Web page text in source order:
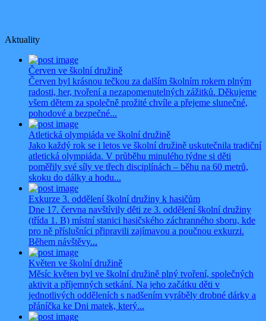
Aktuality
Červen ve školní družině
Červen byl krásnou tečkou za dalším školním rokem plným
radosti, her, tvoření a nezapomenutelných zážitků. Děkujeme
všem dětem za společně prožité chvíle a přejeme slunečné,
pohodové a bezpečné...
Atletická olympiáda ve školní družině
Jako každý rok se i letos ve školní družině uskutečnila tradiční
atletická olympiáda. V průběhu minulého týdne si děti
poměřily své síly ve třech disciplínách – běhu na 60 metrů,
skoku do dálky a hodu...
Exkurze 3. oddělení školní družiny k hasičům
Dne 17. června navštívily děti ze 3. oddělení školní družiny
(třída 1. B) místní stanici hasičského záchranného sboru, kde
pro ně příslušníci připravili zajímavou a poučnou exkurzi.
Během návštěvy...
Květen ve školní družině
Měsíc květen byl ve školní družině plný tvoření, společných
aktivit a příjemných setkání. Na jeho začátku děti v
jednotlivých odděleních s nadšením vyráběly drobné dárky a
přáníčka ke Dni matek, který...